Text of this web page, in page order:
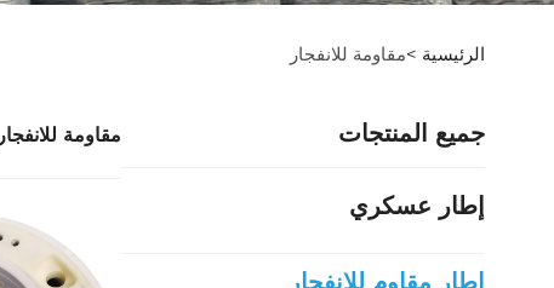
الرئيسية >مقاومة للانفجار
جميع المنتجات
إطار عسكري
إطار مقاوم للانفجار
مقاومة للانفجار